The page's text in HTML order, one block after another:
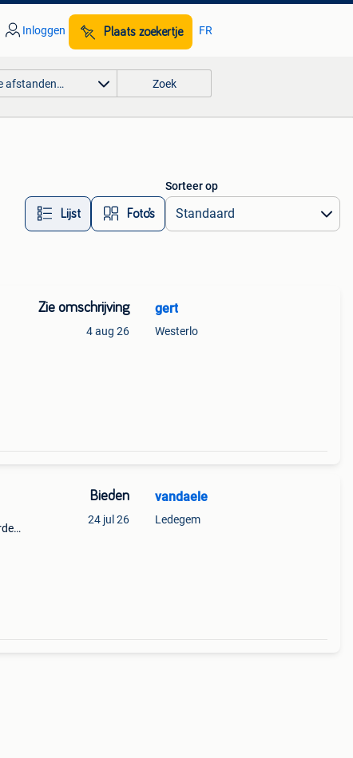
Inloggen Plaats zoekertje FR
afstanden… Zoek
Lijst Foto’s
Sorteer op
Zie omschrijving
4 aug 26
gert
Westerlo
Bieden
24 jul 26
vandaele
Ledegem